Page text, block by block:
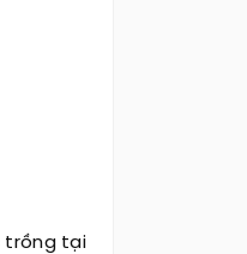
trồng tại